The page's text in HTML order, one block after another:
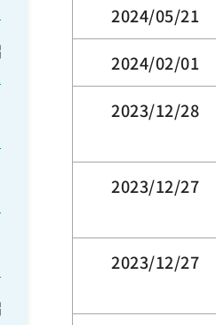
2024/05/21
2024/02/01
2023/12/28
2023/12/27
2023/12/27